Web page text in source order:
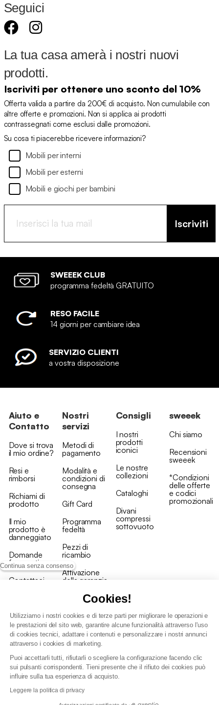
Continua senza consenso
Cookies!
Utilizziamo i nostri cookies e di terze parti per migliorare le operazioni e
le prestazioni del sito web, garantire alcune funzionalità attraverso l'uso
di cookies tecnici, adattare i contenuti e personalizzare i nostri annunci
attraverso i cookies di marketing.
Puoi accettarli tutti, rifiutarli o scegliere la configurazione facendo clic
sui pulsanti corrispondenti. Tieni presente che il rifiuto dei cookies può
influire sulla tua esperienza di acquisto.
Leggere la politica di privacy
Seguici
La tua casa amerà i nostri nuovi
prodotti.
Iscriviti per ottenere uno sconto del 10%
Offerta valida a partire da 200€ di acquisto. Non cumulabile con
altre offerte e promozioni. Non si applica ai prodotti
contrassegnati come esclusi dalle promozioni.
Su cosa ti piacerebbe ricevere informazioni?
Mobili per interni
Mobili per esterni
Mobili e giochi per bambini
Iscriviti
SWEEEK CLUB
programma fedeltà GRATUITO
RESO FACILE
14 giorni per cambiare idea
SERVIZIO CLIENTI
a vostra disposizione
Aiuto e
Contatto
Dove si trova
il mio ordine?
Resi e
rimborsi
Richiami di
prodotto
Il mio
prodotto è
danneggiato
Domande
frequenti
Contattaci
Nostri
servizi
Metodi di
pagamento
Modalità e
condizioni di
consegna
Gift Card
Programma
fedeltà
Pezzi di
ricambio
Attivazione
della garanzia
Consigli
I nostri
prodotti
iconici
Le nostre
collezioni
Cataloghi
Divani
compressi
sottovuoto
sweeek
Chi siamo
Recensioni
sweeek
*Condizioni
delle offerte
e codici
promozionali
Condizioni generali vendita
Politica di gestione dei dati personali e dei cookie
Condizioni generali di vendita per clienti professionali
Dichiarazione di accessibilità